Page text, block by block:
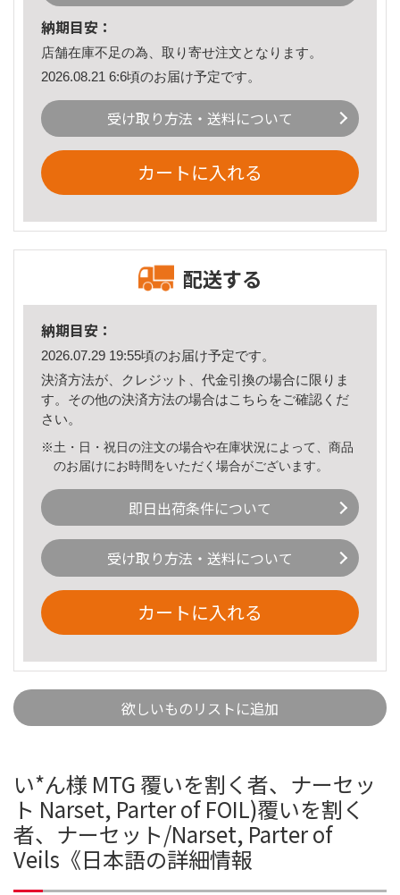
納期目安：
店舗在庫不足の為、取り寄せ注文となります。
2026.08.21 6:6頃のお届け予定です。
受け取り方法・送料について
カートに入れる
配送する
納期目安：
2026.07.29 19:55頃のお届け予定です。
決済方法が、クレジット、代金引換の場合に限りま
す。その他の決済方法の場合はこちら をご確認くだ
さい。
※土・日・祝日の注文の場合や在庫状況によって、商品
のお届けにお時間をいただく場合がございます。
即日出荷条件について
受け取り方法・送料について
カートに入れる
欲しいものリストに追加
い*ん様 MTG 覆いを割く者、ナーセッ
ト Narset, Parter of FOIL)覆いを割く
者、ナーセット/Narset, Parter of
Veils《日本語の詳細情報